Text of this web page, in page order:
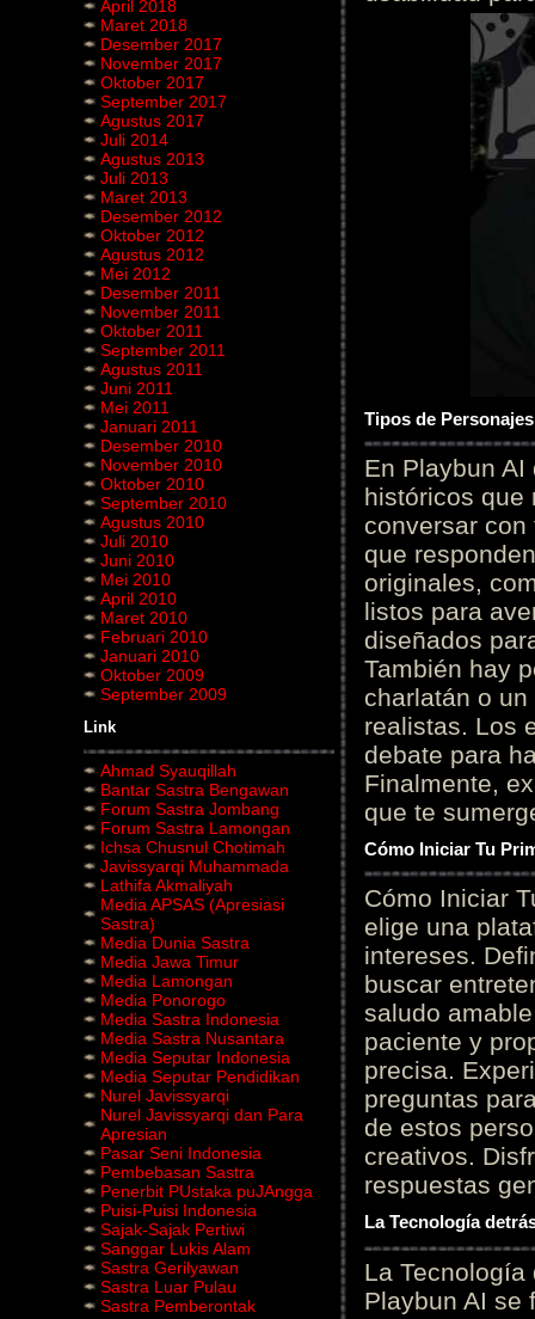
April 2018
Maret 2018
Desember 2017
November 2017
Oktober 2017
September 2017
Agustus 2017
Juli 2014
Agustus 2013
Juli 2013
Maret 2013
Desember 2012
Oktober 2012
Agustus 2012
Mei 2012
Desember 2011
November 2011
Oktober 2011
September 2011
Agustus 2011
Juni 2011
Mei 2011
Januari 2011
Desember 2010
November 2010
Oktober 2010
September 2010
Agustus 2010
Juli 2010
Juni 2010
Mei 2010
April 2010
Maret 2010
Februari 2010
Januari 2010
Oktober 2009
September 2009
Link
Ahmad Syauqillah
Bantar Sastra Bengawan
Forum Sastra Jombang
Forum Sastra Lamongan
Ichsa Chusnul Chotimah
Javissyarqi Muhammada
Lathifa Akmaliyah
Media APSAS (Apresiasi
Sastra)
Media Dunia Sastra
Media Jawa Timur
Media Lamongan
Media Ponorogo
Media Sastra Indonesia
Media Sastra Nusantara
Media Seputar Indonesia
Media Seputar Pendidikan
Nurel Javissyarqi
Nurel Javissyarqi dan Para
Apresian
Pasar Seni Indonesia
Pembebasan Sastra
Penerbit PUstaka puJAngga
Puisi-Puisi Indonesia
Sajak-Sajak Pertiwi
Sanggar Lukis Alam
Sastra Gerilyawan
Sastra Luar Pulau
Sastra Pemberontak
Tipos de
En Playbun
históricos que
conversar
que
originales,
listos para
diseñados
También hay
charlatán o
realistas. Los
debate para
Finalmente,
que te
Cómo Iniciar Tu
Cómo Iniciar
elige una
intereses.
buscar
saludo
paciente y
precisa.
preguntas
de estos
creativos.
respuestas
La Tecnología
La
Playbun AI se